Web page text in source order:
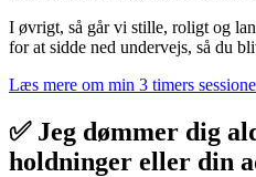
I øvrigt, så går vi stille, roligt og
for at sidde ned undervejs, så du
Læs mere om min 3 timers
✅ Jeg dømmer dig
holdninger eller din